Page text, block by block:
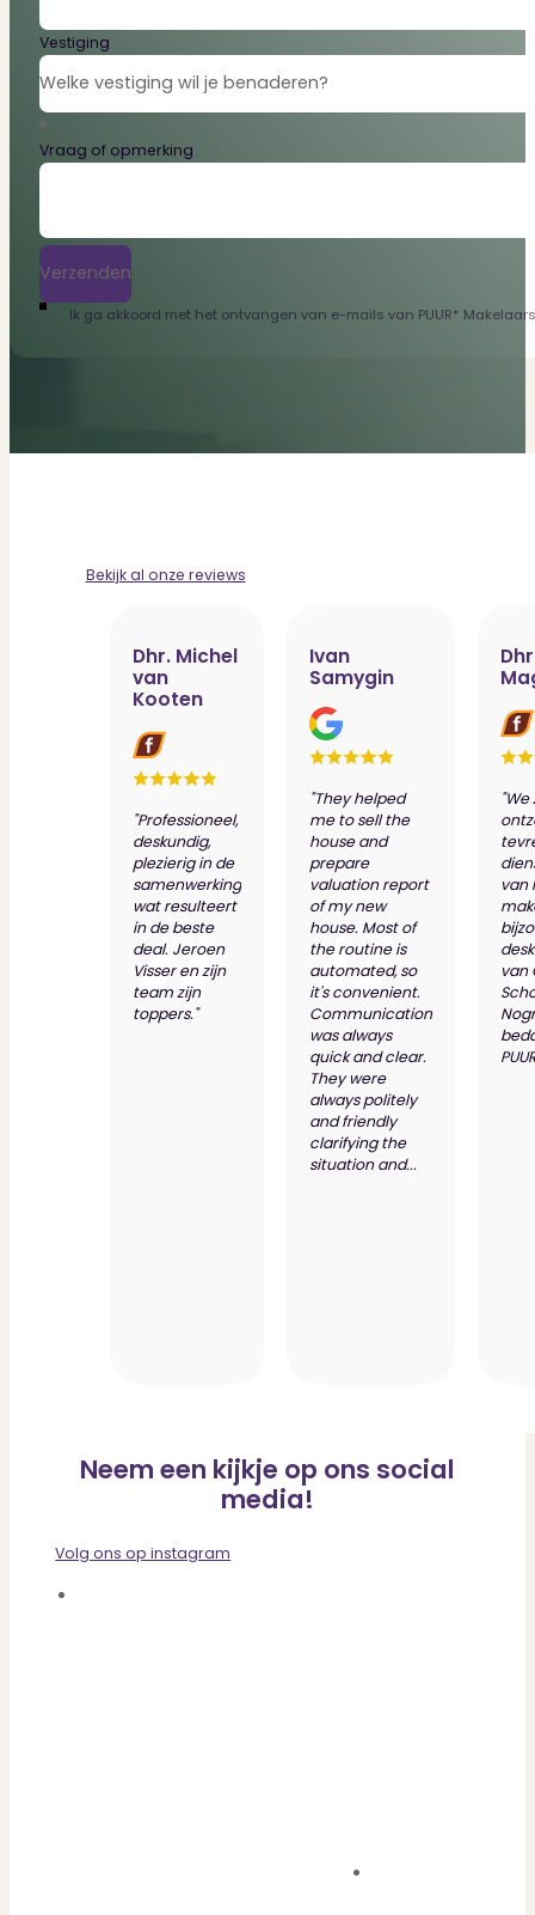
Vestiging
Vraag of opmerking
Verzenden
Ik ga akkoord met het ontvangen van e-mails van PUUR*
Bekijk al onze reviews
Dhr. Michel
van
Kooten
"Professioneel,
deskundig,
plezierig in de
samenwerking
wat resulteert
in de beste
deal. Jeroen
Visser en zijn
team zijn
toppers."
Ivan
Samygin
"They helped
me to sell the
house and
prepare
valuation report
of my new
house. Most of
the routine is
automated, so
it's convenient.
Communication
was always
quick and clear.
They were
always politely
and friendly
clarifying the
situation and...
"We
van
van
Neem een kijkje op ons social
media!
Volg ons op instagram